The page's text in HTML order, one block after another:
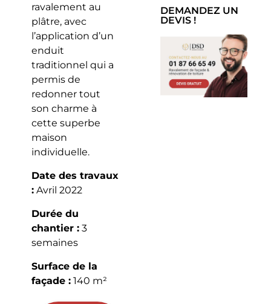
ravalement au
plâtre, avec
l’application d’un
enduit
traditionnel qui a
permis de
redonner tout
son charme à
cette superbe
maison
individuelle.
Date des travaux
:Avril 2022
Durée du
chantier :3
semaines
Surface de la
façade :140 m²
DEMANDEZ UN
DEVIS !